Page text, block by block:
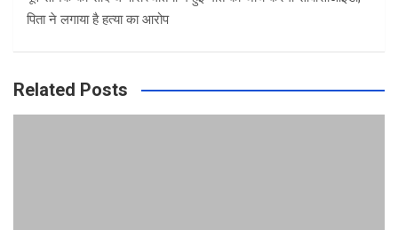
पिता ने लगाया है हत्या का आरोप
Related Posts